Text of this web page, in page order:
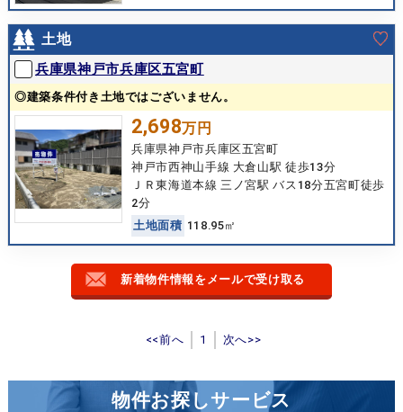
土地
兵庫県神戸市兵庫区五宮町
◎建築条件付き土地ではございません。
2,698万円
兵庫県神戸市兵庫区五宮町
神戸市西神山手線 大倉山駅 徒歩13分
ＪＲ東海道本線 三ノ宮駅 バス18分五宮町徒歩
2分
土地面積 118.95㎡
新着物件情報をメールで受け取る
<<前へ 1 次へ>>
物件お探しサービス